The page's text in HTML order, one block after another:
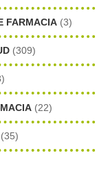
FARMACIA (3)
(309)
(22)
(35)